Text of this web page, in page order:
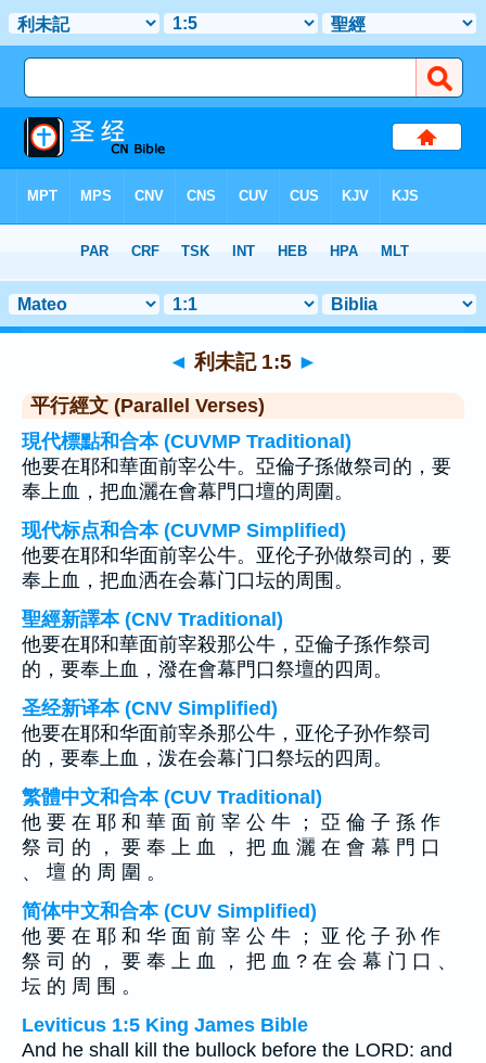
> 聖經金句 5
◄ 利未記 1:5 ►
平行經文 (Parallel Verses)
現代標點和合本 (CUVMP Traditional)
他要在耶和華面前宰公牛。亞倫子孫做祭司的，要
奉上血，把血灑在會幕門口壇的周圍。
现代标点和合本 (CUVMP Simplified)
他要在耶和华面前宰公牛。亚伦子孙做祭司的，要
奉上血，把血洒在会幕门口坛的周围。
聖經新譯本 (CNV Traditional)
他要在耶和華面前宰殺那公牛，亞倫子孫作祭司
的，要奉上血，潑在會幕門口祭壇的四周。
圣经新译本 (CNV Simplified)
他要在耶和华面前宰杀那公牛，亚伦子孙作祭司
的，要奉上血，泼在会幕门口祭坛的四周。
繁體中文和合本 (CUV Traditional)
他 要 在 耶 和 華 面 前 宰 公 牛 ； 亞 倫 子 孫 作
祭 司 的 ， 要 奉 上 血 ， 把 血 灑 在 會 幕 門 口
、 壇 的 周 圍 。
简体中文和合本 (CUV Simplified)
他 要 在 耶 和 华 面 前 宰 公 牛 ； 亚 伦 子 孙 作
祭 司 的 ， 要 奉 上 血 ， 把 血 ? 在 会 幕 门 口 、
坛 的 周 围 。
Leviticus 1:5 King James Bible
And he shall kill the bullock before the LORD: and